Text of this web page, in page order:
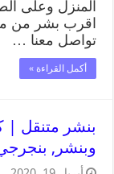
المنزل وعلى
تواصل معنا …
أكمل القراءة »
وبنشر,